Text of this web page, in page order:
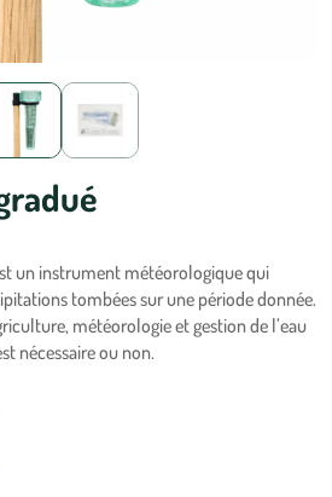
un instrument météorologique qui
tombées sur une période donnée.
météorologie et gestion de l’eau
nécessaire ou non.